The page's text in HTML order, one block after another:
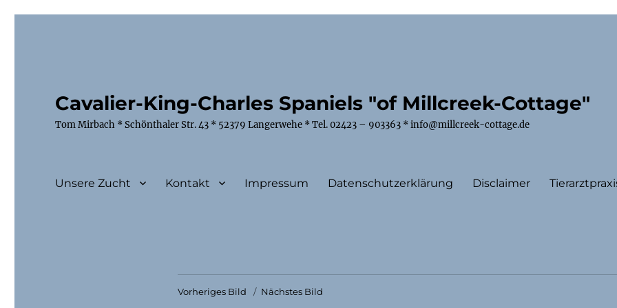
Cavalier-King-Charles Spaniels "of Millcreek-Cottage"
Tom Mirbach * Schönthaler Str. 43 * 52379 Langerwehe * Tel. 02423 – 903363 * info@millcreek-cottage.de
Unsere Zucht Kontakt Impressum Datenschutzerklärung Disclaimer
Vorheriges Bild Nächstes Bild